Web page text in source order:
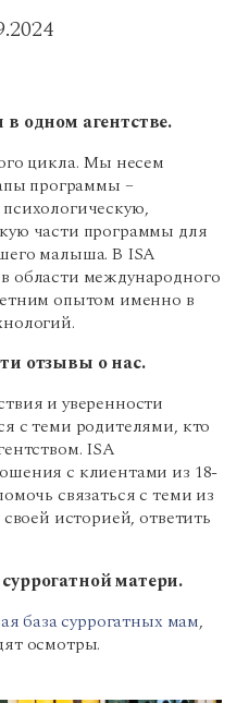
одном агентстве.
цикла. Мы несем
программы –
части программы для
малыша. В ISA
области международного
опытом именно в
отзывы о нас.
и уверенности
с теми родителями, кто
ISA
с клиентами из 18-
связаться с теми из
историей, ответить
матери.
база суррогатных мам,
осмотры.